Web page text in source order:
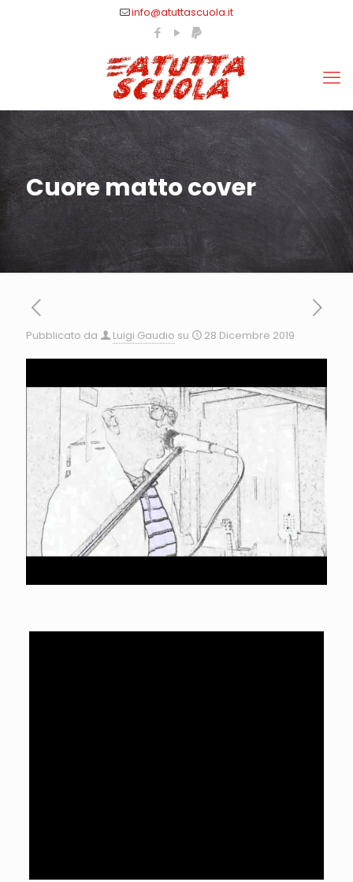
info@atuttascuola.it
Cuore matto cover
Pubblicato da Luigi Gaudio su 28 Dicembre 2019